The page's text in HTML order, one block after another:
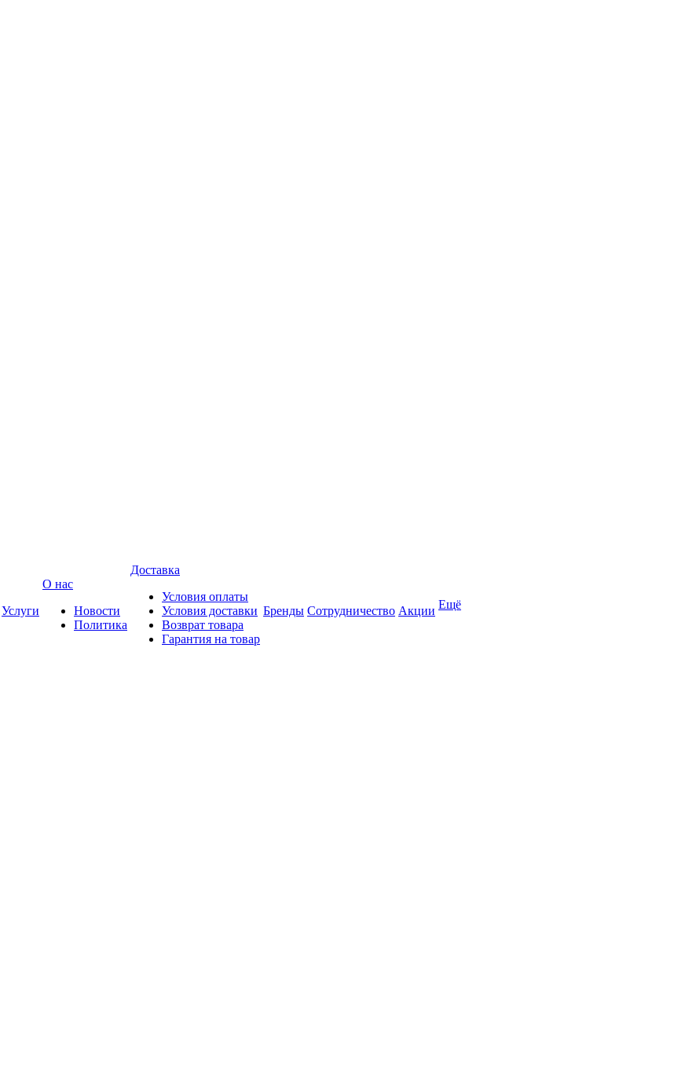
Услуги
О нас
Новости
Политика
Доставка
Условия оплаты
Условия доставки
Возврат товара
Гарантия на товар
Бренды Сотрудничество Акции Ещё